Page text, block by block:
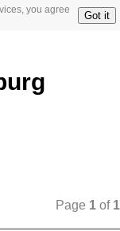
you agree
Got it
Page 1 of 1